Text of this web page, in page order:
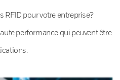
RFID pour votre entreprise?
performance qui peuvent être